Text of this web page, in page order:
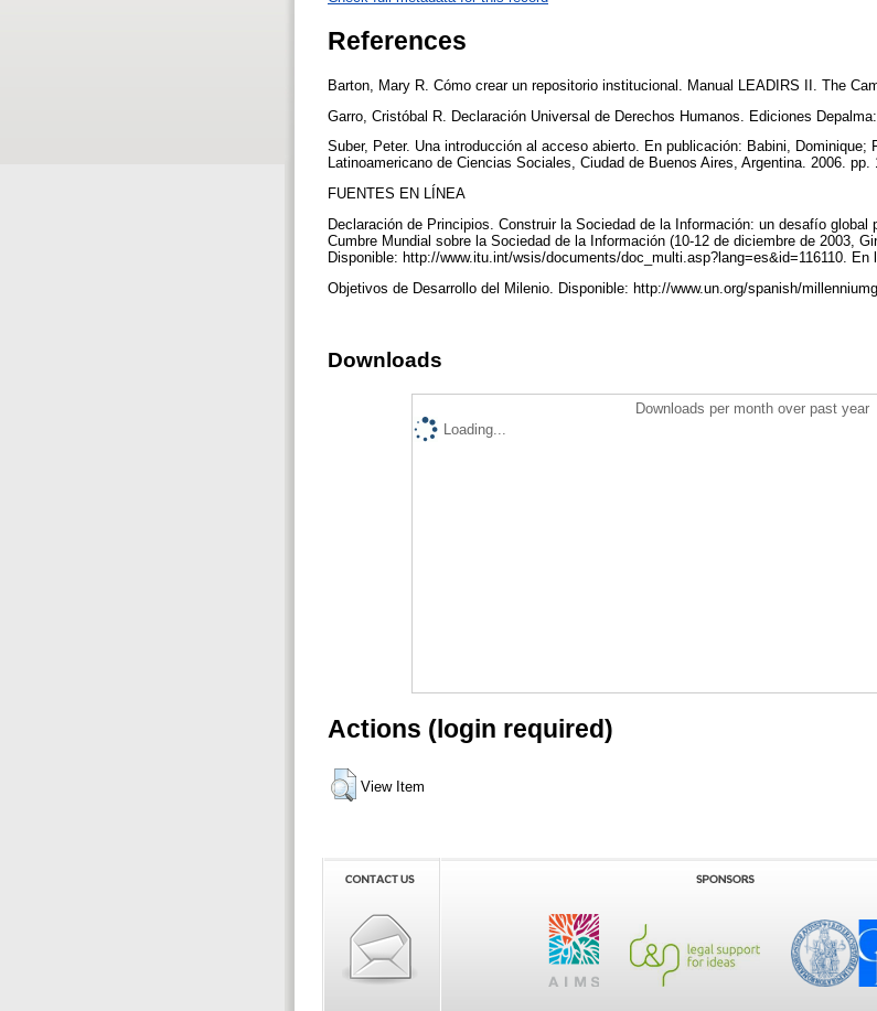
References
Barton, Mary R. Cómo crear un repositorio institucional. Manual LEADIRS II. The
Garro, Cristóbal R. Declaración Universal de Derechos Humanos. Ediciones
Suber, Peter. Una introducción al acceso abierto. En publicación: Babini, Dominique;
Latinoamericano de Ciencias Sociales, Ciudad de Buenos Aires, Argentina. 2006. pp.
FUENTES EN LÍNEA
Declaración de Principios. Construir la Sociedad de la Información: un desafío
Cumbre Mundial sobre la Sociedad de la Información (10-12 de diciembre de 2003,
Disponible: http://www.itu.int/wsis/documents/doc_multi.asp?lang=es&id=116110.
Objetivos de Desarrollo del Milenio. Disponible: http://www.un.org/spanish/
Downloads
Downloads per month over past year
Loading...
Actions (login required)
View Item